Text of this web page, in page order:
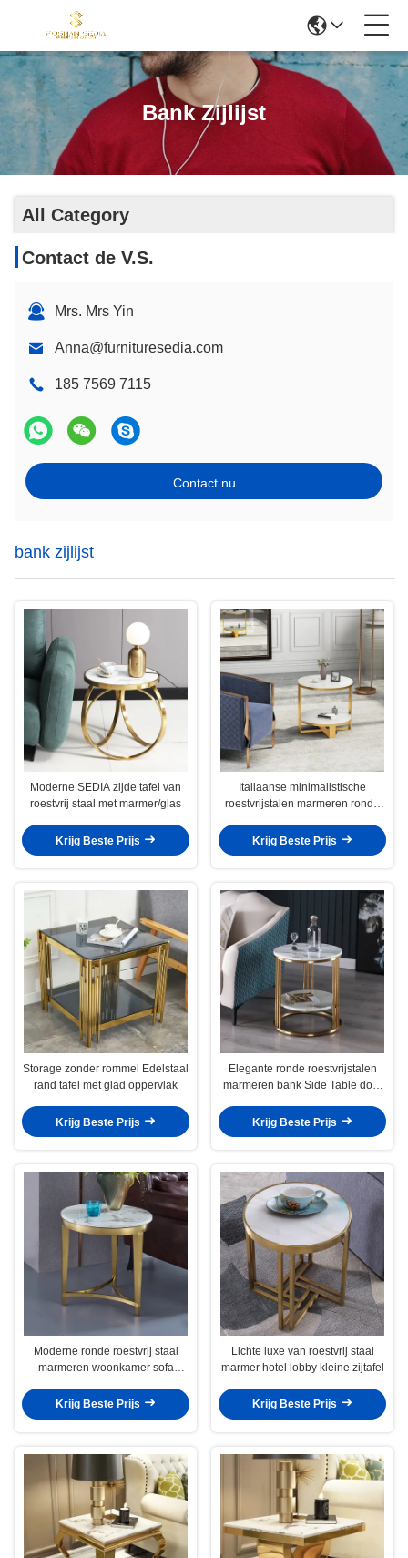
Bank Zijlijst
All Category
Contact de V.S.
Mrs. Mrs Yin
Anna@furnituresedia.com
185 7569 7115
Contact nu
bank zijlijst
Moderne SEDIA zijde tafel van
roestvrij staal met marmer/glas
Krijg Beste Prijs
Italiaanse minimalistische
roestvrijstalen marmeren ronde
Krijg Beste Prijs
Storage zonder rommel Edelstaal
rand tafel met glad oppervlak
Krijg Beste Prijs
Elegante ronde roestvrijstalen
marmeren bank Side Table door
Krijg Beste Prijs
Moderne ronde roestvrij staal
marmeren woonkamer sofa
Krijg Beste Prijs
Lichte luxe van roestvrij staal
marmer hotel lobby kleine zijtafel
Krijg Beste Prijs